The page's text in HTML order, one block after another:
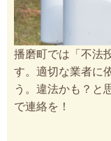
播磨町では「不法
す。適切な業者に
う。違法かも？と
で連絡を！